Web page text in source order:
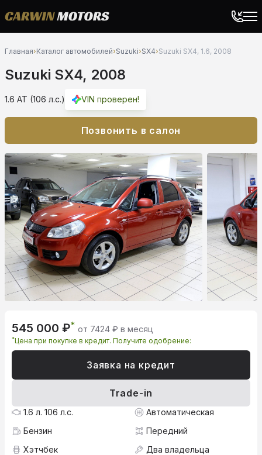
Главная›Каталог автомобилей›Suzuki›SX4›Suzuki SX4, 1.6, 2008
Suzuki SX4, 2008
1.6 AT (106 л.с.) VIN проверен!
Позвонить в салон
545 000 ₽* от 7424 ₽ в месяц
*Цена при покупке в кредит. Получите одобрение:
Заявка на кредит
Trade-in
1.6 л. 106 л.с.
Автоматическая
Бензин
Передний
Хэтчбек
Два владельца